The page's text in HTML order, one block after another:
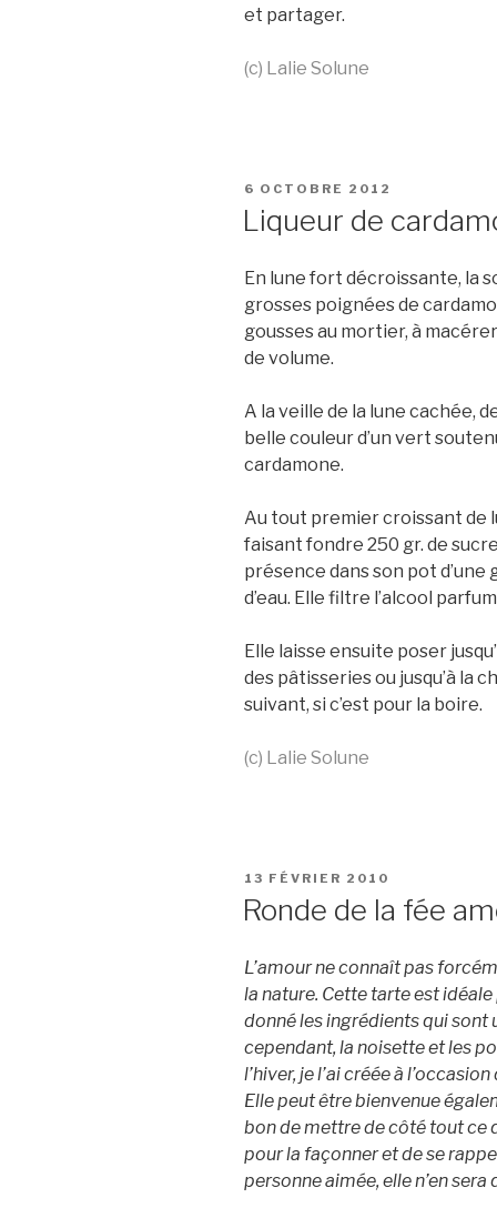
et partager.
(c) Lalie Solune
PUBLIÉ
6 OCTOBRE 2012
Liqueur de
En lune fort décroissante, la
grosses poignées de
gousses au mortier, à
de volume.
A la veille de la lune cachée,
belle couleur d’un vert
cardamone.
Au tout premier croissant de
faisant fondre 250 gr. de
présence dans son pot
d’eau. Elle filtre l’alcool
Elle laisse ensuite poser
des pâtisseries ou jusqu’à la
suivant, si c’est pour la boire.
(c) Lalie Solune
PUBLIÉ
13 FÉVRIER 2010
Ronde de la fée
L’amour ne connaît pas
la nature. Cette tarte est
donné les ingrédients qui
cependant, la noisette et les
l’hiver, je l’ai créée à
Elle peut être bienvenue
bon de mettre de côté tout ce
pour la façonner et de se
personne aimée, elle n’en